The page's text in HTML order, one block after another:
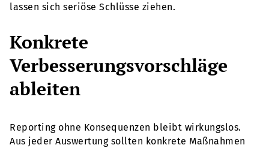
lassen sich seriöse Schlüsse ziehen.
Konkrete
Verbesserungsvorschläge
ableiten
Reporting ohne Konsequenzen bleibt wirkungslos.
Aus jeder Auswertung sollten konkrete Maßnahmen